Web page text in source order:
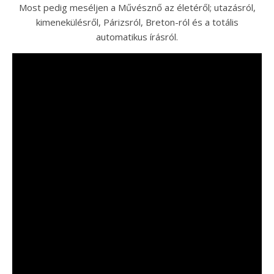
Most pedig meséljen a Művésznő az életéről; utazásról,
kimenekülésről, Párizsról, Breton-ról és a totális
automatikus írásról.